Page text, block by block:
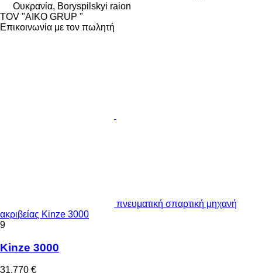
Ουκρανία, Boryspilskyi raion
TOV "AIKO GRUP "
Επικοινωνία με τον πωλητή
πνευματική σπαρτική μηχανή
ακριβείας Kinze 3000
9
Kinze 3000
31.770 €